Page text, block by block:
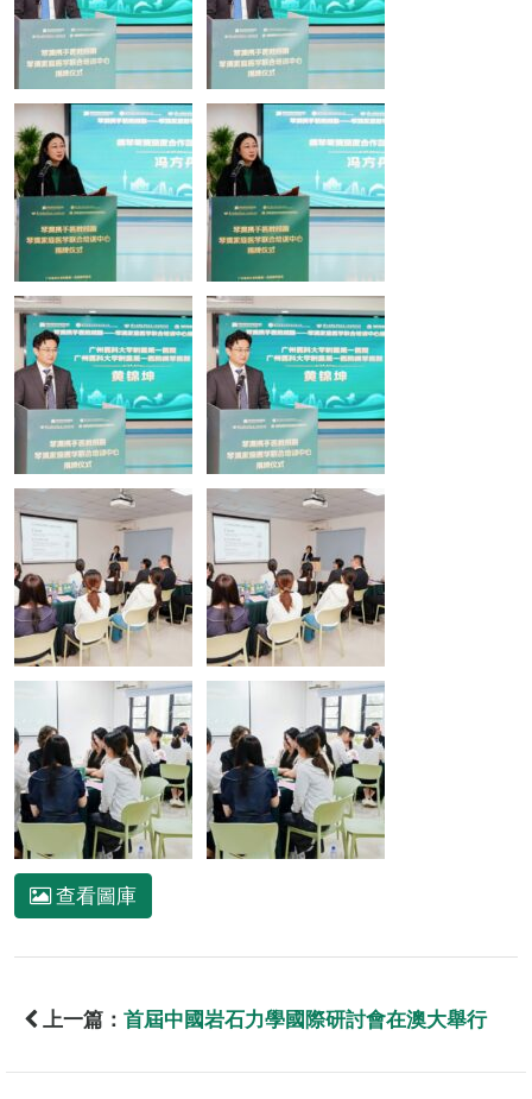
查看圖庫
上一篇： 首屆中國岩石力學國際研討會在澳大舉行